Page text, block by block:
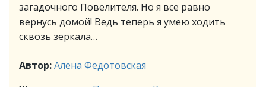
загадочного Повелителя. Но я все равно
вернусь домой! Ведь теперь я умею ходить
сквозь зеркала…
Автор:Алена Федотовская